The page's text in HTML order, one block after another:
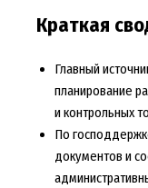
Краткая
Главный
планирование
и контрольных
По
документов и